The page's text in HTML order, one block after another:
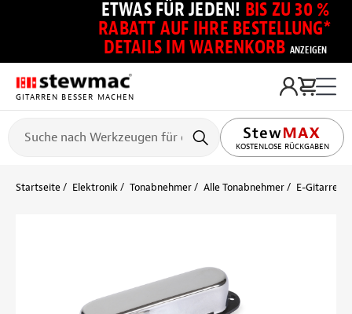
ETWAS FÜR JEDEN! BIS ZU 30 %
RABATT AUF IHRE BESTELLUNG*
DETAILS IM WARENKORB ANZEIGEN
GITARREN BESSER MACHEN
KOSTENLOSE RÜCKGABEN
Startseite Elektronik Tonabnehmer Alle Tonabnehmer E-Gitarre